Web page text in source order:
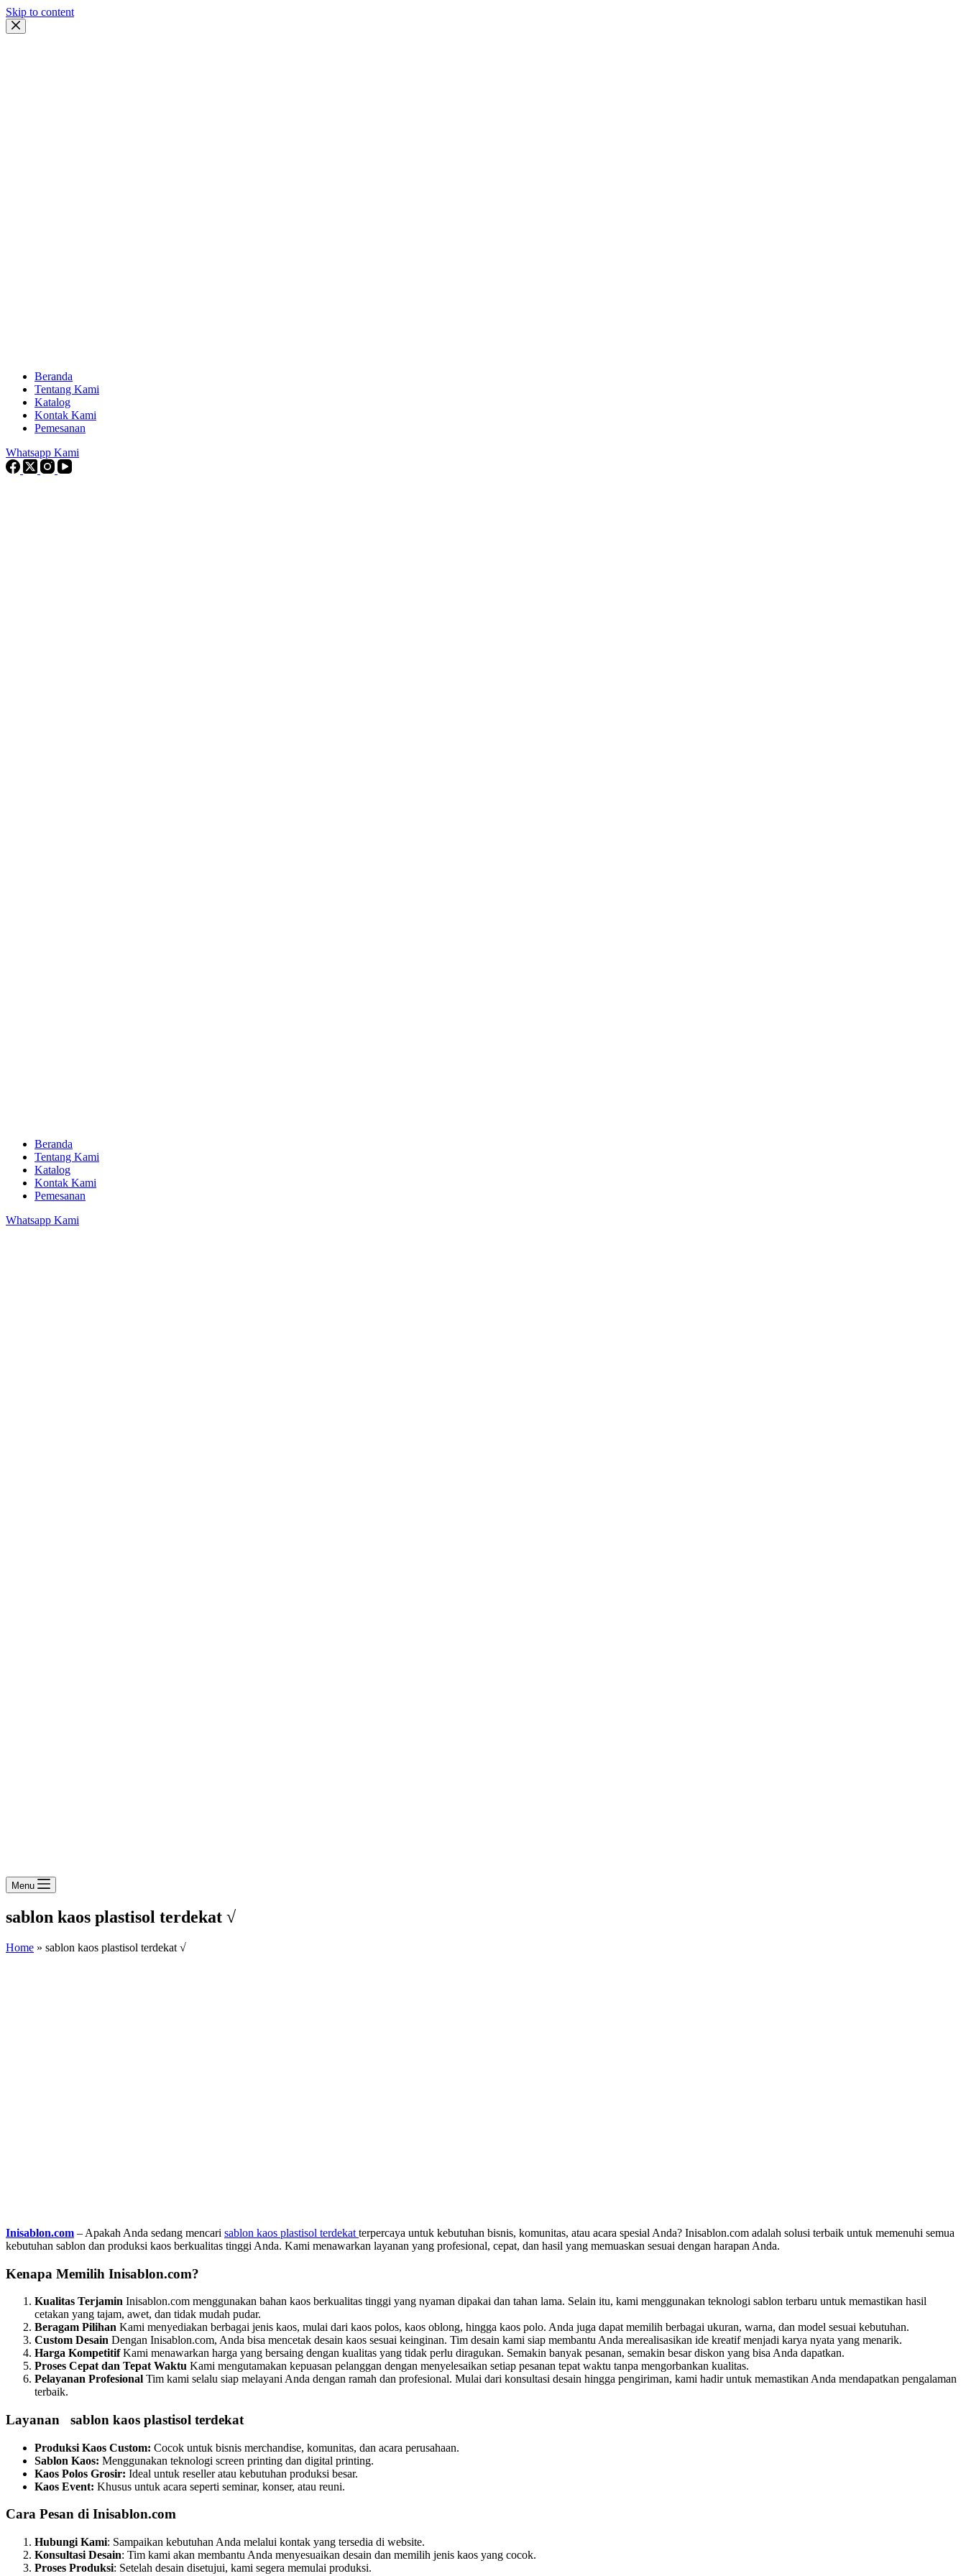
Skip to content
Beranda
Tentang Kami
Katalog
Kontak Kami
Pemesanan
Whatsapp Kami
Beranda
Tentang Kami
Katalog
Kontak Kami
Pemesanan
Whatsapp Kami
Menu
sablon kaos plastisol terdekat √
Home » sablon kaos plastisol terdekat √
Inisablon.com – Apakah Anda sedang mencari sablon kaos plastisol terdekat terpercaya untuk kebutuhan bisnis, komunitas, atau acara spesial Anda? Inisablon.com adalah solusi terbaik untuk memenuhi semua
kebutuhan sablon dan produksi kaos berkualitas tinggi Anda. Kami menawarkan layanan yang profesional, cepat, dan hasil yang memuaskan sesuai dengan harapan Anda.
Kenapa Memilih Inisablon.com?
Kualitas Terjamin Inisablon.com menggunakan bahan kaos berkualitas tinggi yang nyaman dipakai dan tahan lama. Selain itu, kami menggunakan teknologi sablon terbaru untuk memastikan hasil
cetakan yang tajam, awet, dan tidak mudah pudar.
Beragam Pilihan Kami menyediakan berbagai jenis kaos, mulai dari kaos polos, kaos oblong, hingga kaos polo. Anda juga dapat memilih berbagai ukuran, warna, dan model sesuai kebutuhan.
Custom Desain Dengan Inisablon.com, Anda bisa mencetak desain kaos sesuai keinginan. Tim desain kami siap membantu Anda merealisasikan ide kreatif menjadi karya nyata yang menarik.
Harga KompetitifKami menawarkan harga yang bersaing dengan kualitas yang tidak perlu diragukan. Semakin banyak pesanan, semakin besar diskon yang bisa Anda dapatkan.
Proses Cepat dan Tepat Waktu Kami mengutamakan kepuasan pelanggan dengan menyelesaikan setiap pesanan tepat waktu tanpa mengorbankan kualitas.
Pelayanan Profesional Tim kami selalu siap melayani Anda dengan ramah dan profesional. Mulai dari konsultasi desain hingga pengiriman, kami hadir untuk memastikan Anda mendapatkan pengalaman
terbaik.
Layanan sablon kaos plastisol terdekat
Produksi Kaos Custom: Cocok untuk bisnis merchandise, komunitas, dan acara perusahaan.
Sablon Kaos: Menggunakan teknologi screen printing dan digital printing.
Kaos Polos Grosir: Ideal untuk reseller atau kebutuhan produksi besar.
Kaos Event: Khusus untuk acara seperti seminar, konser, atau reuni.
Cara Pesan di Inisablon.com
Hubungi Kami: Sampaikan kebutuhan Anda melalui kontak yang tersedia di website.
Konsultasi Desain: Tim kami akan membantu Anda menyesuaikan desain dan memilih jenis kaos yang cocok.
Proses Produksi: Setelah desain disetujui, kami segera memulai produksi.